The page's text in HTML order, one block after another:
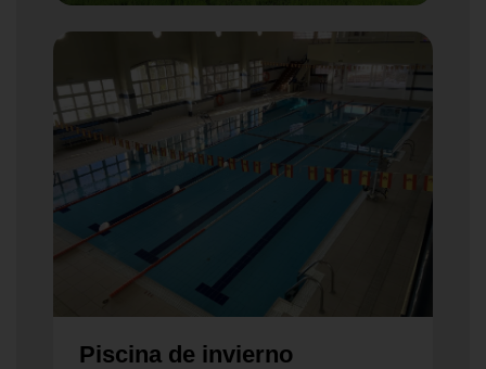
Piscina de invierno